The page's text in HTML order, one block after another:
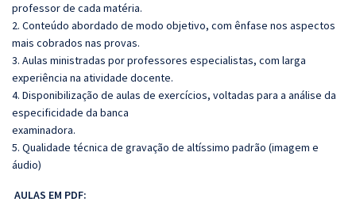
professor de cada matéria.
2. Conteúdo abordado de modo objetivo, com ênfase nos aspectos
mais cobrados nas provas.
3. Aulas ministradas por professores especialistas, com larga
experiência na atividade docente.
4. Disponibilização de aulas de exercícios, voltadas para a análise da
especificidade da banca
examinadora.
5. Qualidade técnica de gravação de altíssimo padrão (imagem e
áudio)
AULAS EM PDF: